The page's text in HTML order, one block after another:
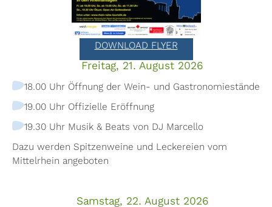
DOWNLOAD FLYER
Freitag, 21. August 2026
18.00 Uhr Öffnung der Wein- und Gastronomiestände
19.00 Uhr Offizielle Eröffnung
19.30 Uhr Musik & Beats von DJ Marcello
Dazu werden Spitzenweine und Leckereien vom
Mittelrhein angeboten
Samstag, 22. August 2026